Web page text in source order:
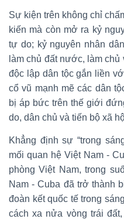
Sự kiện trên không chỉ
kiến mà còn mở ra kỷ
tự do; kỷ nguyên nhân
làm chủ đất nước, làm chủ
độc lập dân tộc gắn liền
cổ vũ mạnh mẽ các dân
bị áp bức trên thế giới
do, dân chủ và tiến bộ xã
Khẳng định sự “trong
mối quan hệ Việt Nam -
phòng Việt Nam, trong
Nam - Cuba đã trở thành
đoàn kết quốc tế trong
cách xa nửa vòng trái